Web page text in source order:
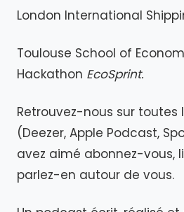
London International
Toulouse School of
Hackathon EcoSprint.
Retrouvez-nous sur
(Deezer, Apple Podcast,
avez aimé abonnez-vous,
parlez-en autour de vous.